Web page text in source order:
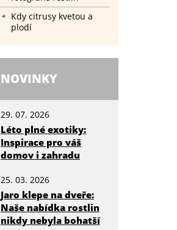
Kdy citrusy kvetou a
plodí
NOVINKY
29. 07. 2026
Léto plné exotiky:
Inspirace pro váš
domov i zahradu
25. 03. 2026
Jaro klepe na dveře:
Naše nabídka rostlin
nikdy nebyla bohatší